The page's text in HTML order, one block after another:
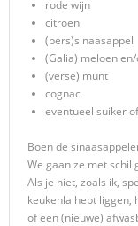
rode wijn
citroen
(pers)sinaasappel
(Galia) meloen
(verse) munt
cognac
eventueel suiker
Boen de
We gaan ze met schil
Als je niet, zoals ik,
keukenla hebt liggen,
of een (nieuwe)